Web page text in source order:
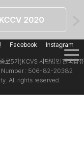
KCCV 2020
Facebook Instagram
로5가)KCVS 사단법인 한국컴퓨
Number : 506-82-20382
All rights reserved.